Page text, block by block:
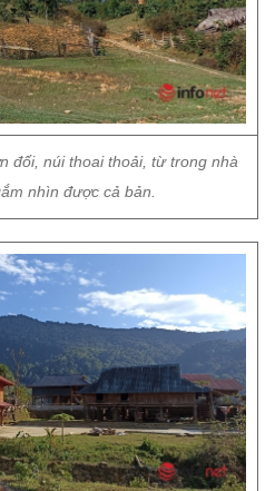
đối, núi thoai thoải, từ trong nhà
nhìn được cả bản.